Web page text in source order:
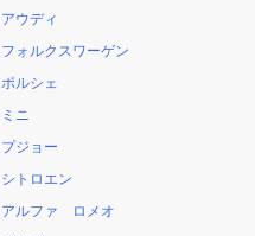
アウディ
フォルクスワーゲン
ポルシェ
ミニ
プジョー
シトロエン
アルファ ロメオ